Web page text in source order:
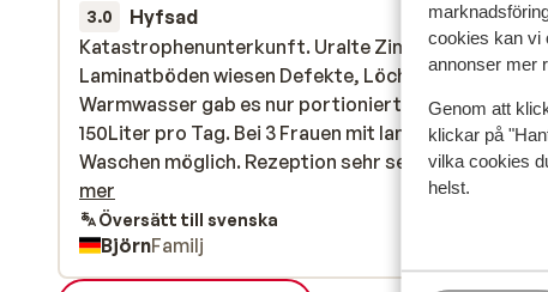
cookies kan vi
annonser mer
Genom att
klickar på
vilka cookies
helst.
3.0 Hyfsad
28 mars
Katastrophenunterkunft. Uralte
Laminatböden wiesen Defekte, Löcher und Risse
Warmwasser gab es nur portioniert, ich denke max
150Liter pro Tag. Bei 3 Frauen mit langen Haaren
Waschen möglich. Rezeption sehr selten besetzt.
hatte Tiefgarage gebucht (50€), habe das Geld bis
heute nicht zurück und diverse andere Dinge
Katastrophenunterkunft. Uralte
Laminatböden wiesen Defekte, Löcher und Risse
Warmwasser gab es nur portioniert, ich denke max
150Liter pro Tag. Bei 3 Frauen mit langen Haaren
Waschen möglich. Rezeption sehr selten besetzt.
mer
Översätt till svenska
BjörnFamilj